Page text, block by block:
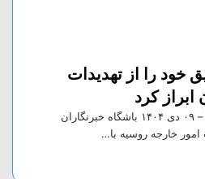
خود را از تهدیدات
ابراز کرد
به گزارش کاوک نیوز ۲۳:۲۵ – ۰۹ دی ۱۴۰۴ باشگاه خبرنگاران
خارجه روسیه با…